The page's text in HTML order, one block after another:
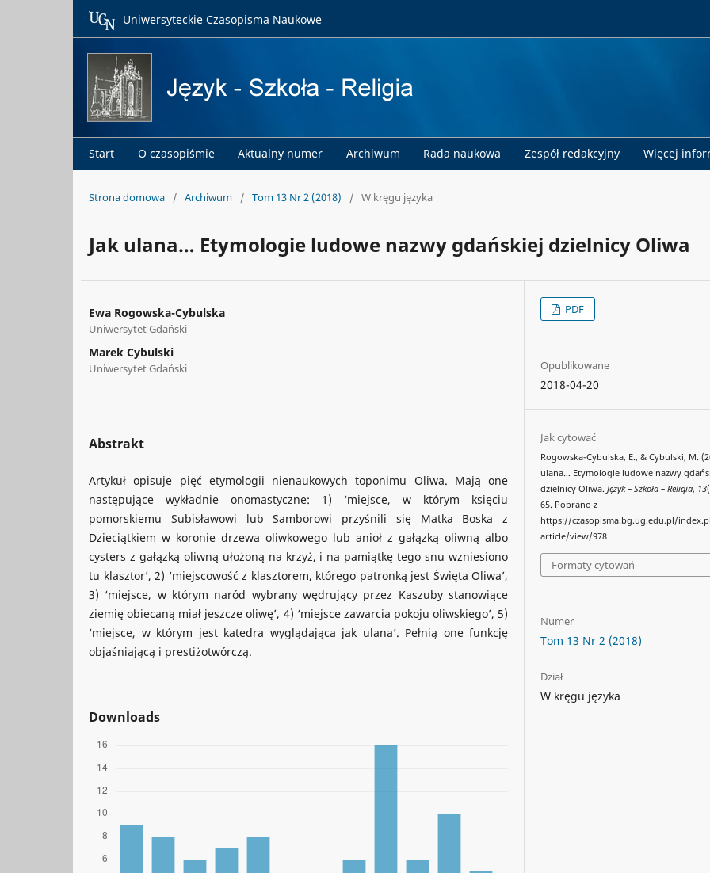
Start O czasopiśmie Aktualny numer Archiwum Rada naukowa Zespół redakcyjny Więcej
Uniwersyteckie Czasopisma Naukowe
Strona domowa / Archiwum / Tom 13 Nr 2 (2018) / W kręgu języka
Jak ulana… Etymologie ludowe nazwy gdańskiej dzielnicy Oliwa
Ewa Rogowska-Cybulska
Uniwersytet Gdański
Marek Cybulski
Uniwersytet Gdański
Abstrakt
Artykuł opisuje pięć etymologii nienaukowych toponimu Oliwa. Mają one
następujące wykładnie onomastyczne: 1) ‘miejsce, w którym księciu
pomorskiemu Subisławowi lub Samborowi przyśnili się Matka Boska z
Dzieciątkiem w koronie drzewa oliwkowego lub anioł z gałązką oliwną albo
cysters z gałązką oliwną ułożoną na krzyż, i na pamiątkę tego snu wzniesiono
tu klasztor’, 2) ‘miejscowość z klasztorem, którego patronką jest Święta Oliwa’,
3) ‘miejsce, w którym naród wybrany wędrujący przez Kaszuby stanowiące
ziemię obiecaną miał jeszcze oliwę’, 4) ‘miejsce zawarcia pokoju oliwskiego’, 5)
‘miejsce, w którym jest katedra wyglądająca jak ulana’. Pełnią one funkcję
objaśniającą i prestiżotwórczą.
Downloads
PDF
Opublikowane
2018-04-20
Jak cytować
Rogowska-Cybulska, E., & Cybulski, M.
ulana… Etymologie ludowe nazwy
dzielnicy Oliwa.Język – Szkoła – Religia, 13
65. Pobrano z
https://czasopisma.bg.ug.edu.pl/
article/view/978
Formaty cytowań
Numer
Tom 13 Nr 2 (2018)
Dział
W kręgu języka